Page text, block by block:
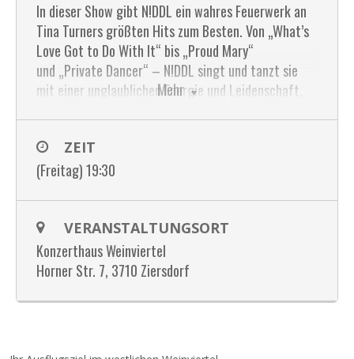
Mehr
In dieser Show gibt N!DDL ein wahres Feuerwerk an
Tina Turners größten Hits zum Besten. Von „What’s
Love Got to Do With It“ bis „Proud Mary“
und „Private Dancer“ – N!DDL singt und tanzt sie
mit einer unglaublichen Energie und Leidenschaft,
Mitsingen, Mitfühlen, Mitreißenlassen.
Preis:
Kategorie B: EUR 31,00
Kategorie C: EUR 28,00
Tickets: Marktgemeinde Ziersdorf, Eva Strassl,
ZEIT
(Freitag) 19:30
VERANSTALTUNGSORT
Konzerthaus Weinviertel
Horner Str. 7, 3710 Ziersdorf